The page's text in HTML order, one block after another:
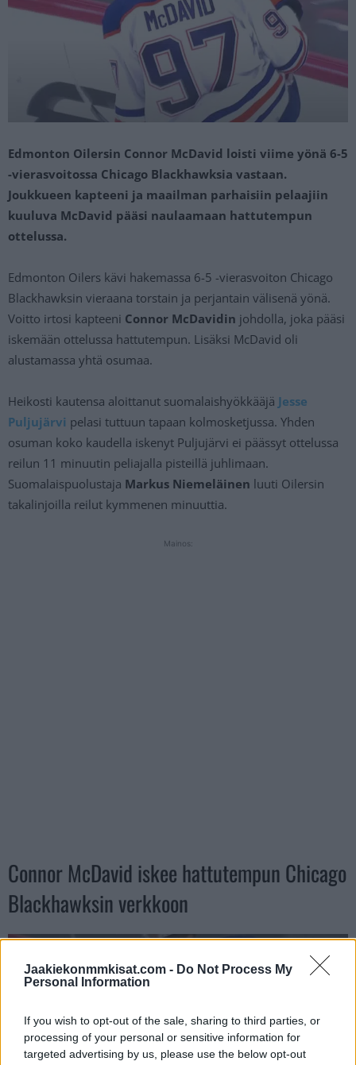
Jaakiekonmmkisat.com - Do Not Process My
Personal Information
If you wish to opt-out of the sale, sharing to third parties, or
processing of your personal or sensitive information for
targeted advertising by us, please use the below opt-out
Edmonton Oilersin Connor McDavid loisti viime yönä 6-5
-vierasvoitossa Chicago Blackhawksia vastaan.
Joukkueen kapteeni ja maailman parhaisiin pelaajiin
kuuluva McDavid pääsi naulaamaan hattutempun
ottelussa.
Edmonton Oilers kävi hakemassa 6-5 -vierasvoiton Chicago
Blackhawksin vieraana torstain ja perjantain välisenä yönä.
Voitto irtosi kapteeni Connor McDavidin johdolla, joka pääsi
iskemään ottelussa hattutempun. Lisäksi McDavid oli
alustamassa yhtä osumaa.
Heikosti kautensa aloittanut suomalaishyökkääjä Jesse
Puljujärvi pelasi tuttuun tapaan kolmosketjussa. Yhden
osuman koko kaudella iskenyt Puljujärvi ei päässyt ottelussa
reilun 11 minuutin peliajalla pisteillä juhlimaan.
Suomalaispuolustaja Markus Niemeläinen luuti Oilersin
takalinjoilla reilut kymmenen minuuttia.
Mainos:
Connor McDavid iskee hattutempun Chicago
Blackhawksin verkkoon